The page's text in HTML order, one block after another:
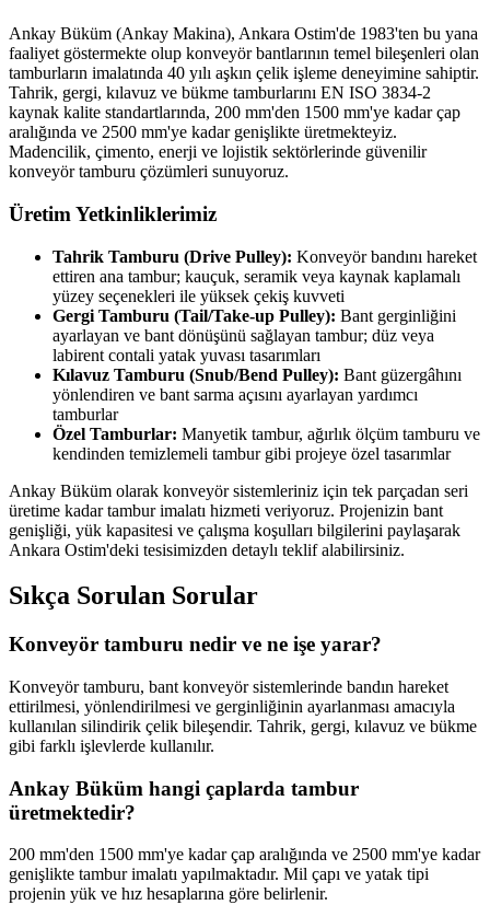
Ankay Büküm (Ankay Makina), Ankara Ostim'de 1983'ten bu yana
faaliyet göstermekte olup konveyör bantlarının temel bileşenleri olan
tamburların imalatında 40 yılı aşkın çelik işleme deneyimine sahiptir.
Tahrik, gergi, kılavuz ve bükme tamburlarını EN ISO 3834-2
kaynak kalite standartlarında, 200 mm'den 1500 mm'ye kadar çap
aralığında ve 2500 mm'ye kadar genişlikte üretmekteyiz.
Madencilik, çimento, enerji ve lojistik sektörlerinde güvenilir
konveyör tamburu çözümleri sunuyoruz.
Üretim Yetkinliklerimiz
Tahrik Tamburu (Drive Pulley): Konveyör bandını hareket
ettiren ana tambur; kauçuk, seramik veya kaynak kaplamalı
yüzey seçenekleri ile yüksek çekiş kuvveti
Gergi Tamburu (Tail/Take-up Pulley): Bant gerginliğini
ayarlayan ve bant dönüşünü sağlayan tambur; düz veya
labirent contali yatak yuvası tasarımları
Kılavuz Tamburu (Snub/Bend Pulley): Bant güzergâhını
yönlendiren ve bant sarma açısını ayarlayan yardımcı
tamburlar
Özel Tamburlar: Manyetik tambur, ağırlık ölçüm tamburu ve
kendinden temizlemeli tambur gibi projeye özel tasarımlar
Ankay Büküm olarak konveyör sistemleriniz için tek parçadan seri
üretime kadar tambur imalatı hizmeti veriyoruz. Projenizin bant
genişliği, yük kapasitesi ve çalışma koşulları bilgilerini paylaşarak
Ankara Ostim'deki tesisimizden detaylı teklif alabilirsiniz.
Sıkça Sorulan Sorular
Konveyör tamburu nedir ve ne işe yarar?
Konveyör tamburu, bant konveyör sistemlerinde bandın hareket
ettirilmesi, yönlendirilmesi ve gerginliğinin ayarlanması amacıyla
kullanılan silindirik çelik bileşendir. Tahrik, gergi, kılavuz ve bükme
gibi farklı işlevlerde kullanılır.
Ankay Büküm hangi çaplarda tambur
üretmektedir?
200 mm'den 1500 mm'ye kadar çap aralığında ve 2500 mm'ye kadar
genişlikte tambur imalatı yapılmaktadır. Mil çapı ve yatak tipi
projenin yük ve hız hesaplarına göre belirlenir.